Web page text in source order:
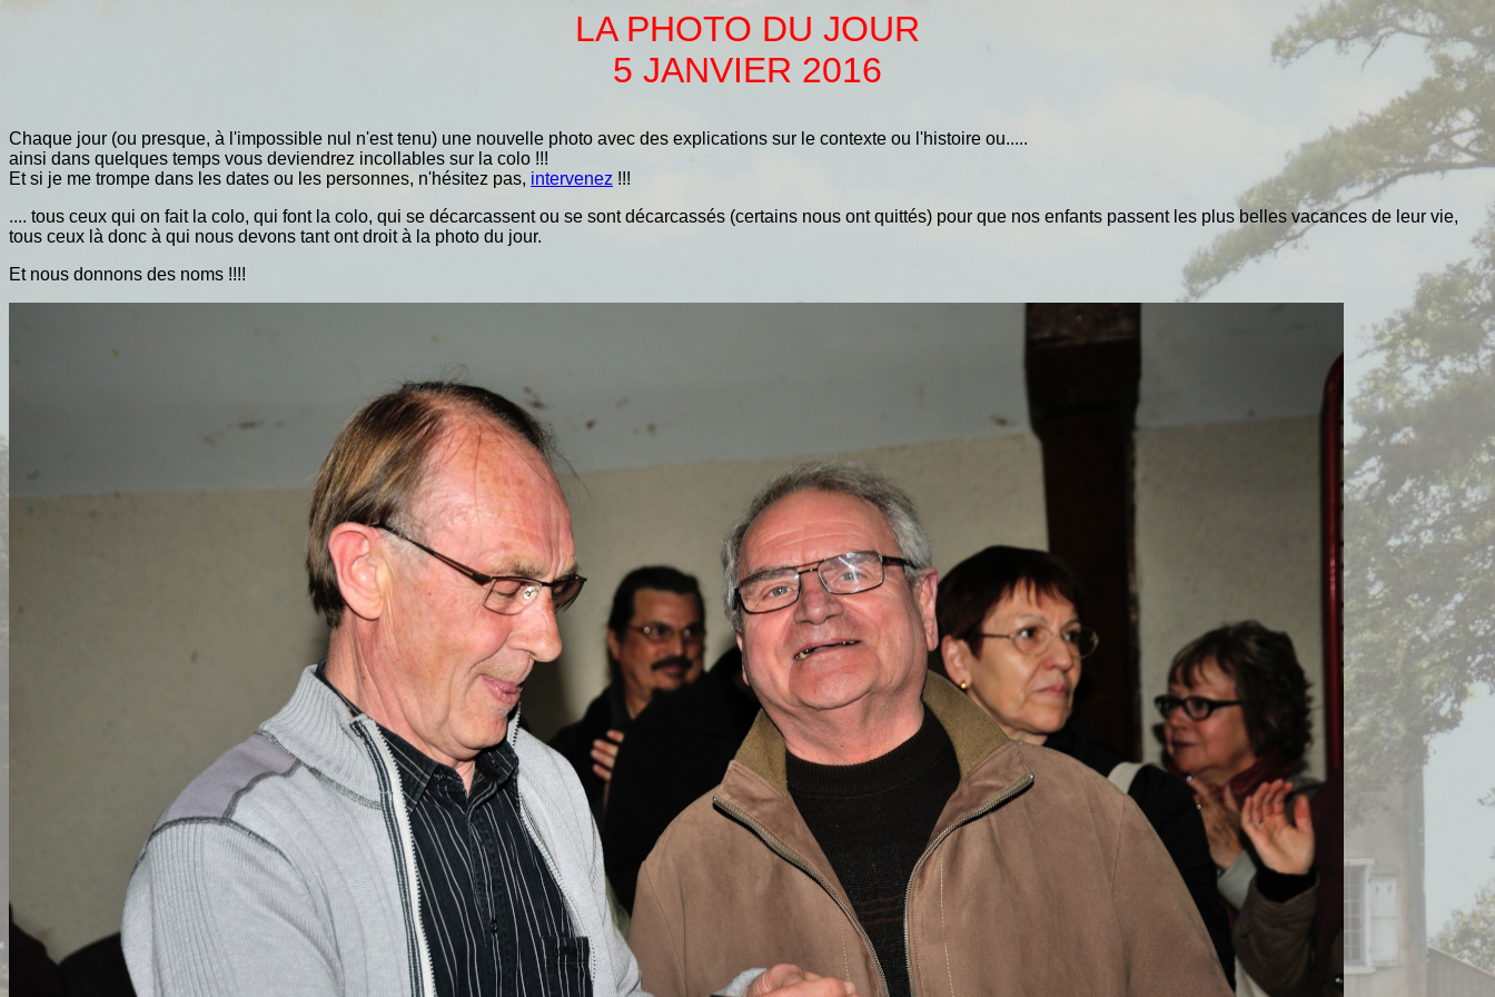
LA PHOTO DU JOUR
5 JANVIER 2016
Chaque jour (ou presque, à l'impossible nul n'est tenu) une nouvelle photo avec des explications sur le contexte ou l'histoire ou.....
ainsi dans quelques temps vous deviendrez incollables sur la colo !!!
Et si je me trompe dans les dates ou les personnes, n'hésitez pas, intervenez !!!
.... tous ceux qui on fait la colo, qui font la colo, qui se décarcassent ou se sont décarcassés (certains nous ont quittés) pour que nos enfants passent les plus belles vacances de leur vie,
tous ceux là donc à qui nous devons tant ont droit à la photo du jour.
Et nous donnons des noms !!!!